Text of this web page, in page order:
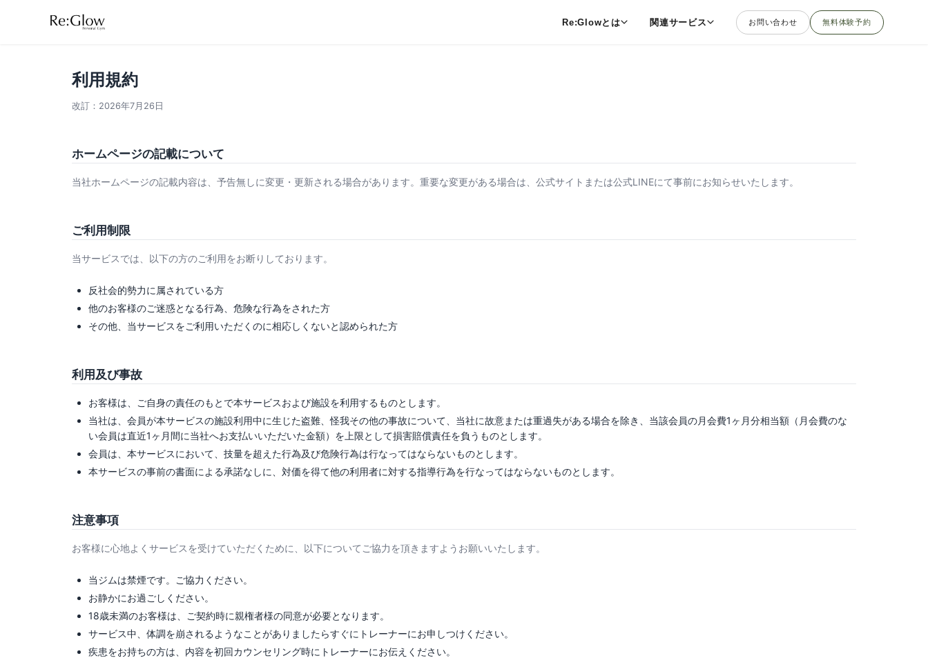
Re:Glowとは 関連サービス お問い合わせ 無料体験予約
利用規約
改訂：2026年7月26日
ホームページの記載について
当社ホームページの記載内容は、予告無しに変更・更新される場合があります。重要な変更がある場合は、公式サイトまたは公式LINEにて事前にお知らせいたします。
ご利用制限
当サービスでは、以下の方のご利用をお断りしております。
反社会的勢力に属されている方
他のお客様のご迷惑となる行為、危険な行為をされた方
その他、当サービスをご利用いただくのに相応しくないと認められた方
利用及び事故
お客様は、ご自身の責任のもとで本サービスおよび施設を利用するものとします。
当社は、会員が本サービスの施設利用中に生じた盗難、怪我その他の事故について、当社に故意または重過失がある場合を除き、当該会員の月会費1ヶ月分相当額（月会費のな
い会員は直近1ヶ月間に当社へお支払いいただいた金額）を上限として損害賠償責任を負うものとします。
会員は、本サービスにおいて、技量を超えた行為及び危険行為は行なってはならないものとします。
本サービスの事前の書面による承諾なしに、対価を得て他の利用者に対する指導行為を行なってはならないものとします。
注意事項
お客様に心地よくサービスを受けていただくために、以下についてご協力を頂きますようお願いいたします。
当ジムは禁煙です。ご協力ください。
お静かにお過ごしください。
18歳未満のお客様は、ご契約時に親権者様の同意が必要となります。
サービス中、体調を崩されるようなことがありましたらすぐにトレーナーにお申しつけください。
疾患をお持ちの方は、内容を初回カウンセリング時にトレーナーにお伝えください。